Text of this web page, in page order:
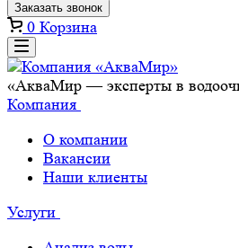
Заказать звонок
0 Корзина
«АкваМир — эксперты в
Компания
О компании
Вакансии
Наши клиенты
Услуги